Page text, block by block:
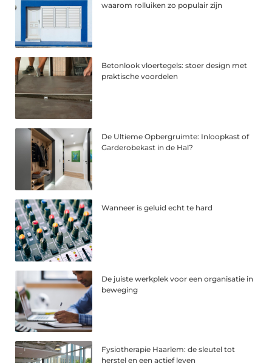
waarom rolluiken zo populair zijn
Betonlook vloertegels: stoer design met
praktische voordelen
De Ultieme Opbergruimte: Inloopkast of
Garderobekast in de Hal?
Wanneer is geluid echt te hard
De juiste werkplek voor een organisatie in
beweging
Fysiotherapie Haarlem: de sleutel tot
herstel en een actief leven